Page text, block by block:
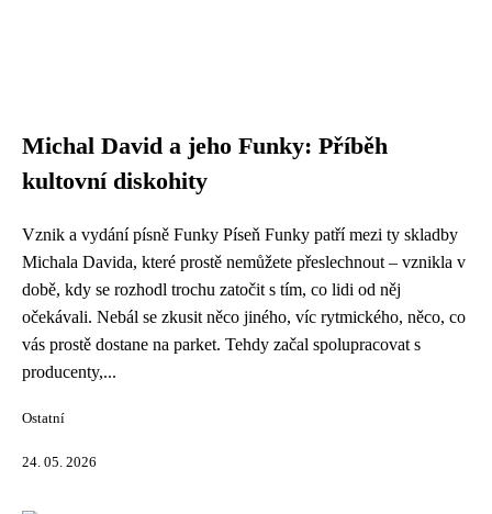
Michal David a jeho Funky: Příběh
kultovní diskohity
Vznik a vydání písně Funky Píseň Funky patří mezi ty skladby
Michala Davida, které prostě nemůžete přeslechnout – vznikla v
době, kdy se rozhodl trochu zatočit s tím, co lidi od něj
očekávali. Nebál se zkusit něco jiného, víc rytmického, něco, co
vás prostě dostane na parket. Tehdy začal spolupracovat s
producenty,...
Ostatní
24. 05. 2026